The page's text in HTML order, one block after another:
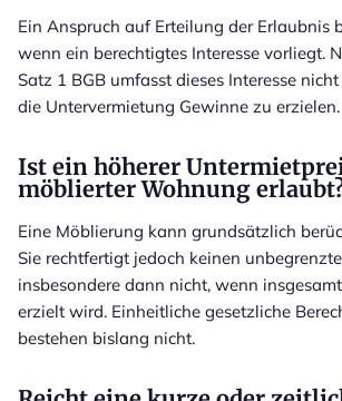
Ein Anspruch auf Erteilung der Erlaubnis
wenn ein berechtigtes Interesse vorliegt.
Satz 1 BGB umfasst dieses Interesse
die Untervermietung Gewinne zu erzielen.
Ist ein höherer
möblierter Wohnung
Eine Möblierung kann grundsätzlich
Sie rechtfertigt jedoch keinen
insbesondere dann nicht, wenn
erzielt wird. Einheitliche gesetzliche
bestehen bislang nicht.